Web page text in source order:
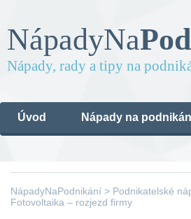
NápadyNa
Nápady, rady a tipy na
Úvod Nápady na
NápadyNaPodnikání > Podnikatelské
Fotovoltaika – rozjezd firmy